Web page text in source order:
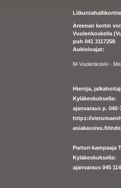
Areenan kortin
Vuolenkoskella
puh 041 3117258
Aukioloajat:
M-Vuolenkoski -
Hieroja,
Kyläkeskuksella:
ajanvaraus p.
https://
asiakassivu.fi/
Parturi-kampaaja
Kyläkeskuksella:
ajanvaraus 045